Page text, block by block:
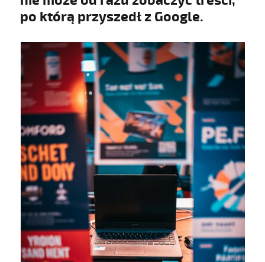
po którą przyszedł z Google.